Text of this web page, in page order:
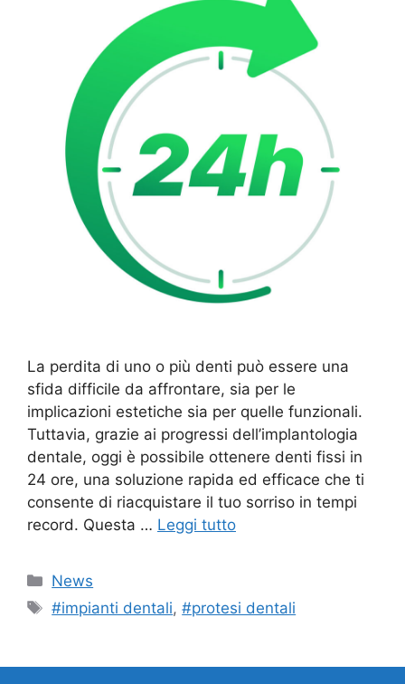
La perdita di uno o più denti può essere una
sfida difficile da affrontare, sia per le
implicazioni estetiche sia per quelle funzionali.
Tuttavia, grazie ai progressi dell’implantologia
dentale, oggi è possibile ottenere denti fissi in
24 ore, una soluzione rapida ed efficace che ti
consente di riacquistare il tuo sorriso in tempi
record. Questa … Leggi tutto
Categorie
News
Tag
#impianti dentali,#protesi dentali